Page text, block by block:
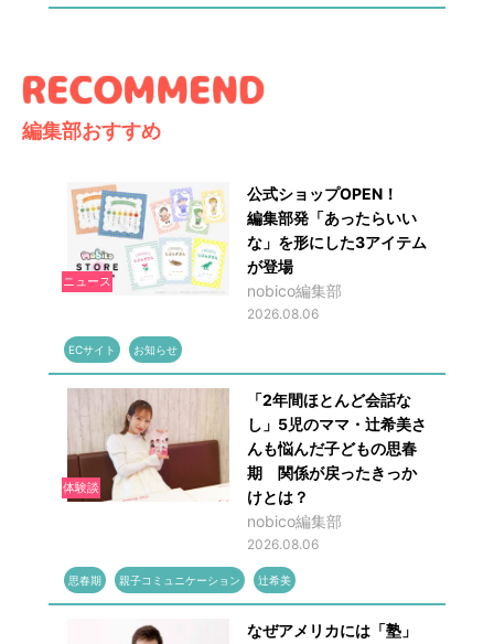
編集部おすすめ
ニュース
公式ショップOPEN！
編集部発「あったらいい
な」を形にした3アイテム
が登場
nobico編集部
2026.08.06
ECサイト お知らせ
体験談
「2年間ほとんど会話な
し」5児のママ・辻希美さ
んも悩んだ子どもの思春
期 関係が戻ったきっか
けとは？
nobico編集部
2026.08.06
思春期 親子コミュニケーション 辻希美
なぜアメリカには「塾」